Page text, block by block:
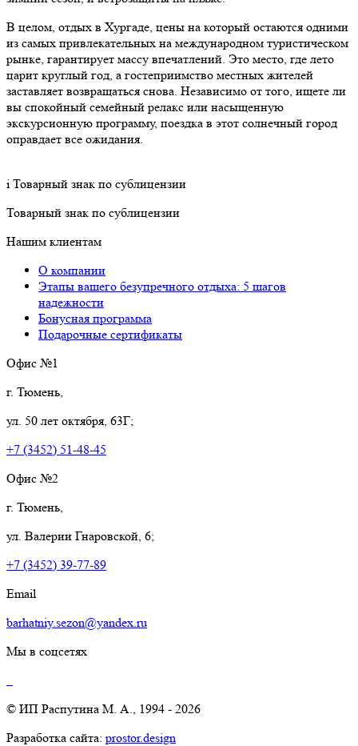
В целом, отдых в Хургаде, цены на который остаются одними
из самых привлекательных на международном туристическом
рынке, гарантирует массу впечатлений. Это место, где лето
царит круглый год, а гостеприимство местных жителей
заставляет возвращаться снова. Независимо от того, ищете ли
вы спокойный семейный релакс или насыщенную
экскурсионную программу, поездка в этот солнечный город
оправдает все ожидания.
i Товарный знак по сублицензии
Товарный знак по сублицензии
Нашим клиентам
О компании
Этапы вашего безупречного отдыха: 5 шагов
надежности
Бонусная программа
Подарочные сертификаты
Офис №1
г. Тюмень,
ул. 50 лет октября, 63Г;
+7 (3452) 51-48-45
Офис №2
г. Тюмень,
ул. Валерии Гнаровской, 6;
+7 (3452) 39-77-89
Email
barhatniy.sezon@yandex.ru
Мы в соцсетях
© ИП Распутина М. А., 1994 - 2026
Разработка сайта: prostor.design